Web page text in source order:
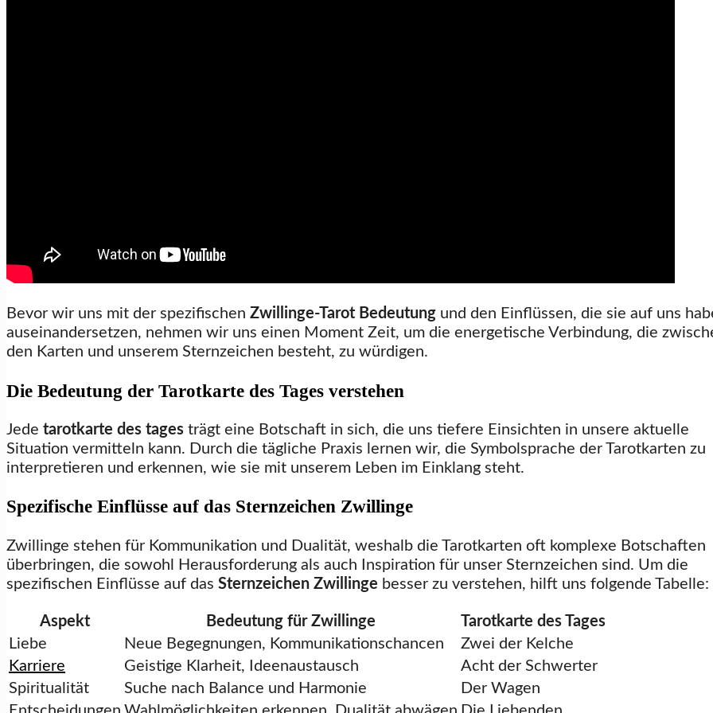
Bevor wir uns mit der spezifischen Zwillinge-Tarot Bedeutung und den Einflüssen, die sie auf uns
auseinandersetzen, nehmen wir uns einen Moment Zeit, um die energetische Verbindung, die
den Karten und unserem Sternzeichen besteht, zu würdigen.
Die Bedeutung der Tarotkarte des Tages verstehen
Jede tarotkarte des tages trägt eine Botschaft in sich, die uns tiefere Einsichten in unsere aktuelle
Situation vermitteln kann. Durch die tägliche Praxis lernen wir, die Symbolsprache der Tarotkarten zu
interpretieren und erkennen, wie sie mit unserem Leben im Einklang steht.
Spezifische Einflüsse auf das Sternzeichen Zwillinge
Zwillinge stehen für Kommunikation und Dualität, weshalb die Tarotkarten oft komplexe Botschaften
überbringen, die sowohl Herausforderung als auch Inspiration für unser Sternzeichen sind. Um die
spezifischen Einflüsse auf das Sternzeichen Zwillinge besser zu verstehen, hilft uns folgende Tabelle:
Aspekt Bedeutung für Zwillinge
Tarotkarte des Tages
Liebe
Neue Begegnungen, Kommunikationschancen
Zwei der Kelche
Karriere
Geistige Klarheit, Ideenaustausch
Acht der Schwerter
Spiritualität
Suche nach Balance und Harmonie
Der Wagen